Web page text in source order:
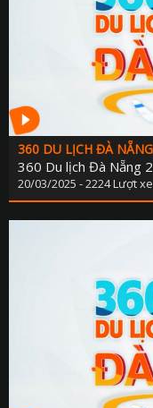
360 DU LỊCH ĐÀ NẴNG
360 Du lịch Đà Nẵng
20/03/2025 - 2224 Lượt